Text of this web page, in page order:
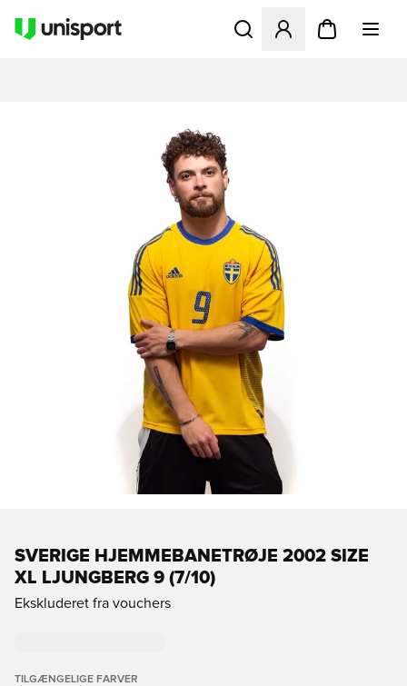
Åbner en Modal til at
SVERIGE HJEMMEBANETRØJE 2002 SIZE
XL LJUNGBERG 9 (7/10)
Ekskluderet fra vouchers
TILGÆNGELIGE FARVER